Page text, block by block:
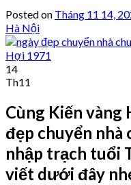
Posted on Tháng 11 14,
Hà Nội
14
Th11
Cùng Kiến vàng
đẹp chuyển nhà
nhập trạch tuổi
viết dưới đây